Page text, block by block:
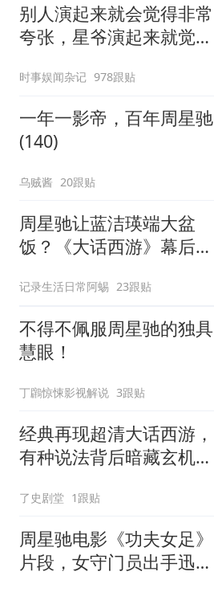
别人演起来就会觉得非常
夸张，星爷演起来就觉得
时事娱闻杂记 978跟贴
一年一影帝，百年周星驰
(140)
乌贼酱 20跟贴
周星驰让蓝洁瑛端大盆
饭？《大话西游》幕后故
记录生活日常阿蜴 23跟贴
不得不佩服周星驰的独具
慧眼！
丁鸊惊悚影视解说 3跟贴
经典再现超清大话西游，
有种说法背后暗藏玄机，
了史剧堂 1跟贴
周星驰电影《功夫女足》
片段，女守门员出手迅